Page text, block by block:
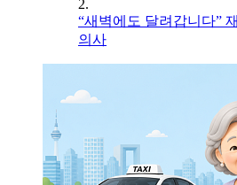
2.
“새벽에도 달려갑니다”
의사